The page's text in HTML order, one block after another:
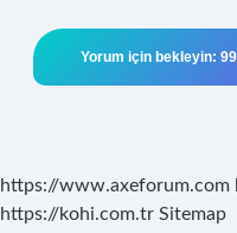
https://www.axeforum.com
https://kohi.com.tr Sitemap